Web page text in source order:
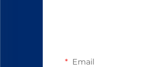
Email